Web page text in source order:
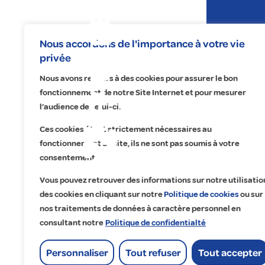
Nous accordons de l'importance à votre vie
privée
Nous avons recours à des cookies pour assurer le bon
fonctionnement de notre Site Internet et pour mesurer
l’audience de celui-ci.
Ces cookies étant strictement nécessaires au
fonctionnement du site, ils ne sont pas soumis à votre
consentement.
Vous pouvez retrouver des informations sur notre
des cookies en cliquant sur notrePolitique de cookiesou sur
nos traitements de données à caractère personnel en
consultant notrePolitique de confidentialté
Personnaliser Tout refuser Tout accepter
Expertises